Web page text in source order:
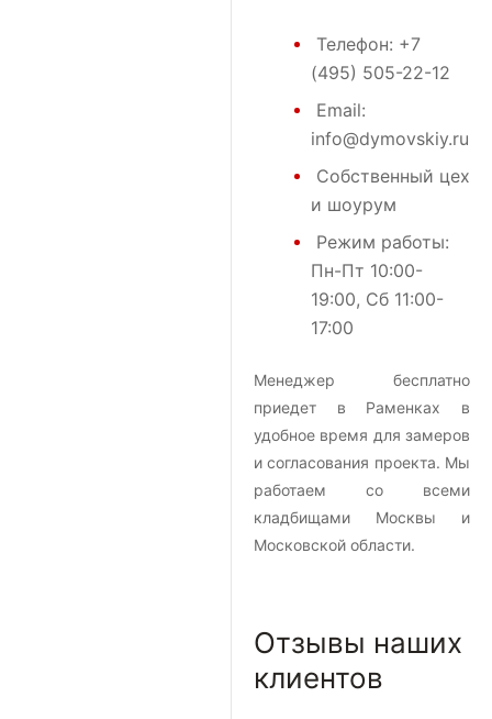
Телефон: +7
(495) 505-22-12
Email:
info@dymovskiy.ru
Собственный цех
и шоурум
Режим работы:
Пн-Пт 10:00-
19:00, Сб 11:00-
17:00
Менеджер бесплатно
приедет в Раменках в
удобное время для замеров
и согласования проекта. Мы
работаем со всеми
кладбищами Москвы и
Московской области.
Отзывы наших
клиентов